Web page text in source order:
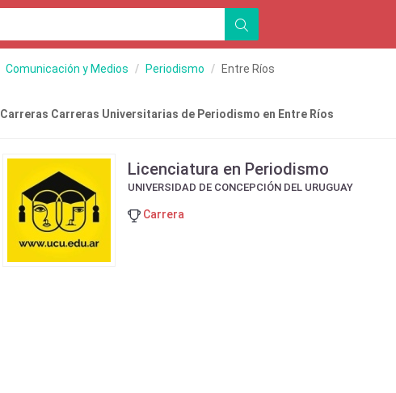
Comunicación y Medios Periodismo Entre Ríos
Carreras Carreras Universitarias de Periodismo en Entre Ríos
Licenciatura en Periodismo
UNIVERSIDAD DE CONCEPCIÓN DEL URUGUAY
Carrera